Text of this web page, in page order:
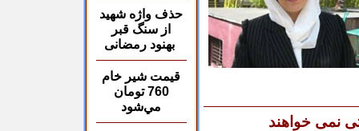
حذف واژه شهید
از سنگ قبر
بهنود رمضانی
قيمت شير خام
760تومان
مي‌شود
نمی خواهند